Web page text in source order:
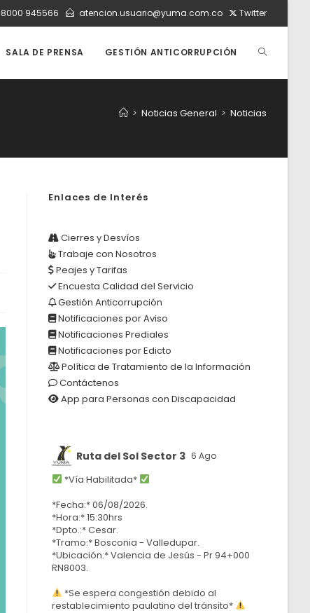
945566 atencion.usuario@yuma.com.co Twitter
SALA DE PRENSA GESTIÓN ANTICORRUPCIÓN ALTERNAR
DE
> Noticias General > Noticias
Enlaces de Interés
Cierres y Desvíos
Trabaje con Nosotros
Peajes y Tarifas
Encuesta Calidad del Servicio
Gestión Anticorrupción
Notificaciones por Aviso
Notificaciones Prediales
Notificaciones por Edicto
Política de Tratamiento de la Información
Contáctenos
App para Personas con Discapacidad
Ruta del Sol Sector 3 6 Ago
*Vía Habilitada*
*Fecha:* 06/08/2026.
*Hora:* 15:30hrs
*Dpto.:* Cesar.
*Tramo:* Bosconia - Valledupar.
*Ubicación:* Valencia de Jesús - Pr 94+000
RN8003.
*Se espera congestión debido al
restablecimiento paulatino del tránsito*